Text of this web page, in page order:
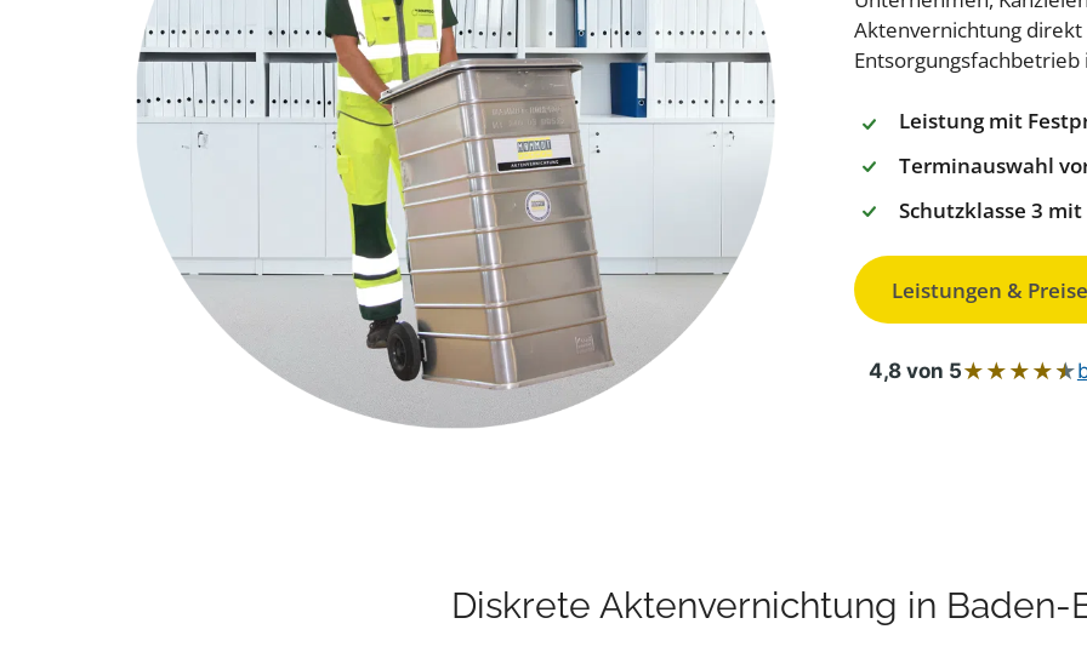
Aktenvernichtung
Entsorgungsfachbetrieb
Leistung mit
Terminauswahl
Schutzklasse 3
Leistungen &
4,8 von 5★★★★★
Diskrete Aktenvernichtung in Baden-